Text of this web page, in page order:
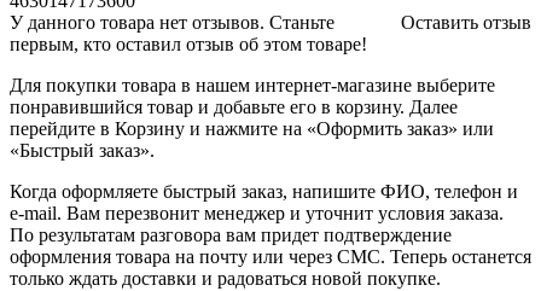
Оставить отзыв
У данного товара нет отзывов. Станьте
первым, кто оставил отзыв об этом товаре!
Для покупки товара в нашем интернет-магазине выберите
понравившийся товар и добавьте его в корзину. Далее
перейдите в Корзину и нажмите на «Оформить заказ» или
«Быстрый заказ».
Когда оформляете быстрый заказ, напишите ФИО, телефон и
e-mail. Вам перезвонит менеджер и уточнит условия заказа.
По результатам разговора вам придет подтверждение
оформления товара на почту или через СМС. Теперь останется
только ждать доставки и радоваться новой покупке.